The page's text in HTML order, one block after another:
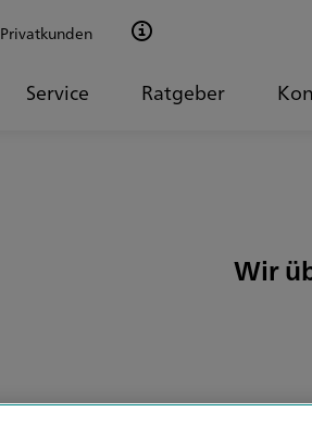
Privatkunden
Service Ratgeber
Wir